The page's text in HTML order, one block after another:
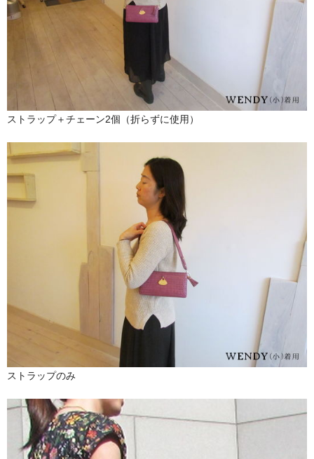
ストラップ＋チェーン2個（折らずに使用）
ストラップのみ